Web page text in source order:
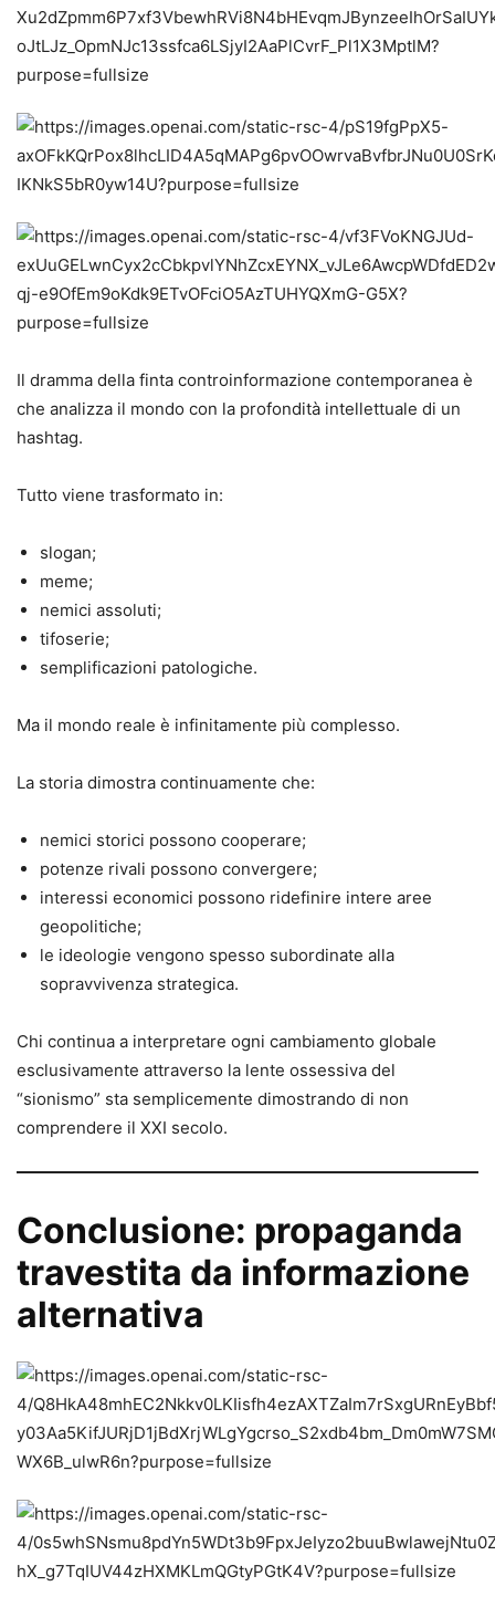
Il dramma della finta controinformazione contemporanea è
che analizza il mondo con la profondità intellettuale di un
hashtag.
Tutto viene trasformato in:
slogan;
meme;
nemici assoluti;
tifoserie;
semplificazioni patologiche.
Ma il mondo reale è infinitamente più complesso.
La storia dimostra continuamente che:
nemici storici possono cooperare;
potenze rivali possono convergere;
interessi economici possono ridefinire intere aree
geopolitiche;
le ideologie vengono spesso subordinate alla
sopravvivenza strategica.
Chi continua a interpretare ogni cambiamento globale
esclusivamente attraverso la lente ossessiva del
“sionismo” sta semplicemente dimostrando di non
comprendere il XXI secolo.
Conclusione: propaganda
travestita da informazione
alternativa